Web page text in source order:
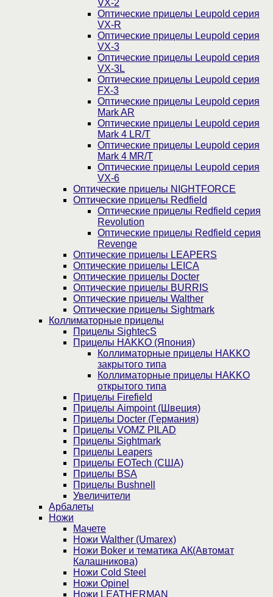
VX-2
Оптические прицелы Leupold серия
VX-R
Оптические прицелы Leupold серия
VX-3
Оптические прицелы Leupold серия
VX-3L
Оптические прицелы Leupold серия
FX-3
Оптические прицелы Leupold серия
Mark AR
Оптические прицелы Leupold серия
Mark 4 LR/T
Оптические прицелы Leupold серия
Mark 4 MR/T
Оптические прицелы Leupold серия
VX-6
Оптические прицелы NIGHTFORCE
Оптические прицелы Redfield
Оптические прицелы Redfield серия
Revolution
Оптические прицелы Redfield серия
Revenge
Оптические прицелы LEAPERS
Оптические прицелы LEICA
Оптические прицелы Docter
Оптические прицелы BURRIS
Оптические прицелы Walther
Оптические прицелы Sightmark
Коллиматорные прицелы
Прицелы SightecS
Прицелы HAKKO (Япония)
Коллиматорные прицелы HAKKO
закрытого типа
Коллиматорные прицелы HAKKO
открытого типа
Прицелы Firefield
Прицелы Aimpoint (Швеция)
Прицелы Docter (Германия)
Прицелы VOMZ PILAD
Прицелы Sightmark
Прицелы Leapers
Прицелы EOTech (США)
Прицелы BSA
Прицелы Bushnell
Увеличители
Арбалеты
Ножи
Мачете
Ножи Walther (Umarex)
Ножи Boker и тематика АК(Автомат
Калашникова)
Ножи Cold Steel
Ножи Opinel
Ножи LEATHERMAN